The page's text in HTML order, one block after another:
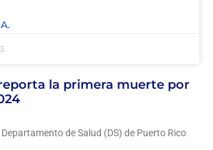
la primera muerte por
de Salud (DS) de Puerto Rico